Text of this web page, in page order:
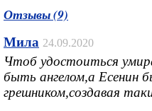
Отзывы (9)
Мила 24.09.2020
Чтоб удостоиться
быть ангелом,а Есенин
грешником,создавая